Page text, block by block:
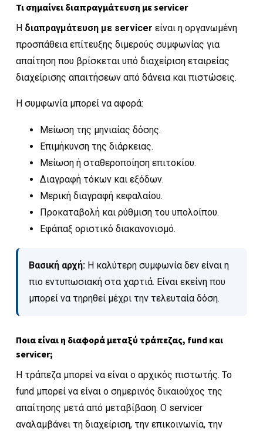
Τι σημαίνει διαπραγμάτευση με servicer
Η διαπραγμάτευση με servicer είναι η οργανωμένη
προσπάθεια επίτευξης διμερούς συμφωνίας για
απαίτηση που βρίσκεται υπό διαχείριση εταιρείας
διαχείρισης απαιτήσεων από δάνεια και πιστώσεις.
Η συμφωνία μπορεί να αφορά:
Μείωση της μηνιαίας δόσης.
Επιμήκυνση της διάρκειας.
Μείωση ή σταθεροποίηση επιτοκίου.
Διαγραφή τόκων και εξόδων.
Μερική διαγραφή κεφαλαίου.
Προκαταβολή και ρύθμιση του υπολοίπου.
Εφάπαξ οριστικό διακανονισμό.
Βασική αρχή: Η καλύτερη συμφωνία δεν είναι η
πιο εντυπωσιακή στα χαρτιά. Είναι εκείνη που
μπορεί να τηρηθεί μέχρι την τελευταία δόση.
Ποια είναι η διαφορά μεταξύ τράπεζας, fund και
servicer;
Η τράπεζα μπορεί να είναι ο αρχικός πιστωτής. Το
fund μπορεί να είναι ο σημερινός δικαιούχος της
απαίτησης μετά από μεταβίβαση. Ο servicer
αναλαμβάνει τη διαχείριση, την επικοινωνία, την